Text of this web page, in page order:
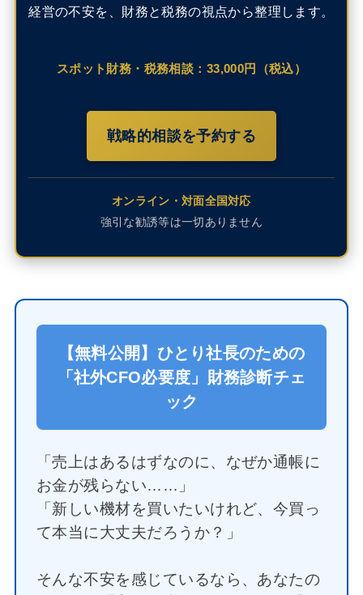
経営の不安を、財務と税務の視点から整理します。
スポット財務・税務相談：33,000円（税込）
戦略的相談を予約する
オンライン・対面全国対応
強引な勧誘等は一切ありません
【無料公開】ひとり社長のための
「社外CFO必要度」財務診断チェ
ック
「売上はあるはずなのに、なぜか通帳に
お金が残らない……」
「新しい機材を買いたいけれど、今買っ
て本当に大丈夫だろうか？」
そんな不安を感じているなら、あなたの